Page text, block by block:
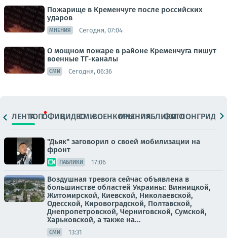
Пожарище в Кременчуге после российских
ударов
МНЕНИЯ Сегодня, 07:04
О мощном пожаре в районе Кременчуга пишут
военные ТГ-каналы
СМИ Сегодня, 06:36
ЛЕНТАТОПОФИЦ.ВИДЕОСМИВОЕНКОРЫМНЕНИЯПАБЛИКИ
ФОТОЛОНГРИДЫ
"Дьяк" заговорил о своей мобилизации на
фронт
ПАБЛИКИ 17:06
Воздушная тревога сейчас объявлена в
большинстве областей Украины: Винницкой,
Житомирской, Киевской, Николаевской,
Одесской, Кировоградской, Полтавской,
Днепропетровской, Черниговской, Сумской,
Харьковской, а также на...
СМИ 13:31